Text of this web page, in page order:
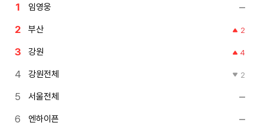
임영웅
부산 2
강원 4
강원전체 2
서울전체
엔하이픈